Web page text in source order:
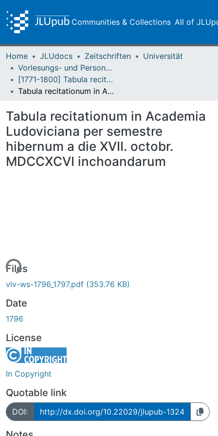
Communities & Collections All of
Home JLUdocs Zeitschriften
Universität
Vorlesungs- und Personalverzeichnis / Justus-Liebig-Universität Gießen
[1771-1800] Tabula recitationum / Academia Ludoviciana
Tabula recitationum in Academia Ludoviciana per semestre hibernum a die XVII. octobr. MDCCXCVI inchoandarum
Tabula recitationum in Academia
Ludoviciana per semestre
hibernum a die XVII. octobr.
MDCCXCVI inchoandarum
Files
vlv-ws-1796_1797.pdf (353.76 KB)
Date
1796
License
In Copyright
Quotable link
DOI: http://dx.doi.org/10.22029/jlupub-1324